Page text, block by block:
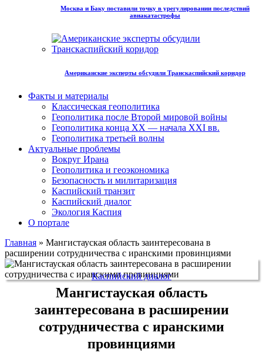
Москва и Баку поставили точку в урегулировании последствий
авиакатастрофы
Американские эксперты обсудили Транскаспийский коридор
Факты и материалы
Классическая геополитика
Геополитика после Второй мировой войны
Геополитика конца XX — начала XXI вв.
Геополитика третьей волны
Актуальные проблемы
Вокруг Ирана
Геополитика и геоэкономика
Безопасность и милитаризация
Каспийский транзит
Каспийский диалог
Экология Каспия
О портале
Главная » Мангистауская область заинтересована в
расширении сотрудничества с иранскими провинциями
Каспийский диалог
Мангистауская область
заинтересована в расширении
сотрудничества с иранскими
провинциями